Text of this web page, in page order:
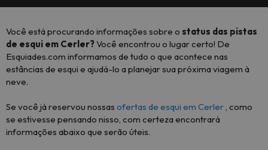
Você está procurando informações sobre o status das pistas
de esqui em Cerler?Você encontrou o lugar certo! De
Esquiades.com informamos de tudo o que acontece nas
estâncias de esqui e ajudá-lo a planejar sua próxima viagem à
neve.
Se você já reservou nossas ofertas de esqui em Cerler , como
se estivesse pensando nisso, com certeza encontrará
informações abaixo que serão úteis.